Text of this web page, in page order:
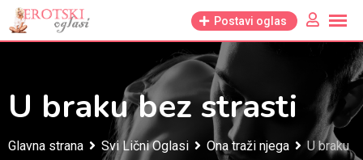
Skip
to
Postavi oglas
U braku bez strasti
Glavna strana Svi Lični Oglasi Ona traži njega
U braku